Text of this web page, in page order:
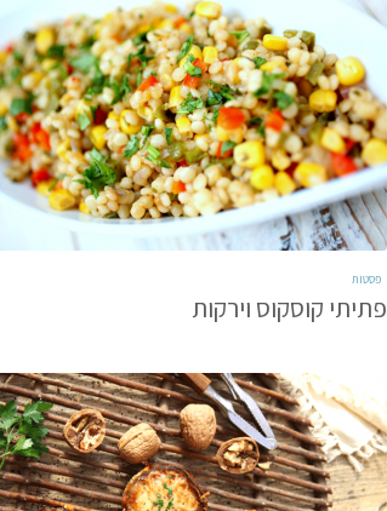
פסטות
פתיתי קוסקוס וירקות